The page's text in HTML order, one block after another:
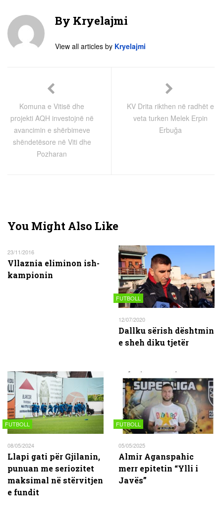
By Kryelajmi
View all articles by Kryelajmi
Komuna e Vitisë dhe
projekti AQH investojnë në
avancimin e shërbimeve
shëndetësore në Viti dhe
Pozharan
KV Drita rikthen në radhët e
veta turken Melek Erpin
Erbuğa
You Might Also Like
23/11/2016
Vllaznia eliminon ish-
kampionin
FUTBOLL
12/07/2020
Dallku sërish dështmin
e sheh diku tjetër
FUTBOLL
08/05/2024
Llapi gati për Gjilanin,
punuan me seriozitet
maksimal në stërvitjen
e fundit
FUTBOLL
05/05/2025
Almir Aganspahic
merr epitetin “Ylli i
Javës”